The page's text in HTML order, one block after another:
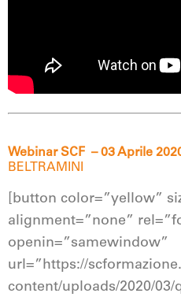
Webinar SCF – 03 Aprile
BELTRAMINI
[button color=”yellow”
alignment=”none”
openin=”samewindow”
url=”https://
content/uploads/2020/03/